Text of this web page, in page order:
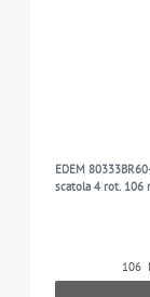
EDEM
scatola 4 rot. 106
106